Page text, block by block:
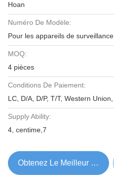
Hoan
Numéro De Modèle:
Pour les appareils de surveillance
MOQ:
4 pièces
Conditions De Paiement:
LC, D/A, D/P, T/T, Western Union,
Supply Ability:
4, centime,7
Obtenez Le Meilleur Prix